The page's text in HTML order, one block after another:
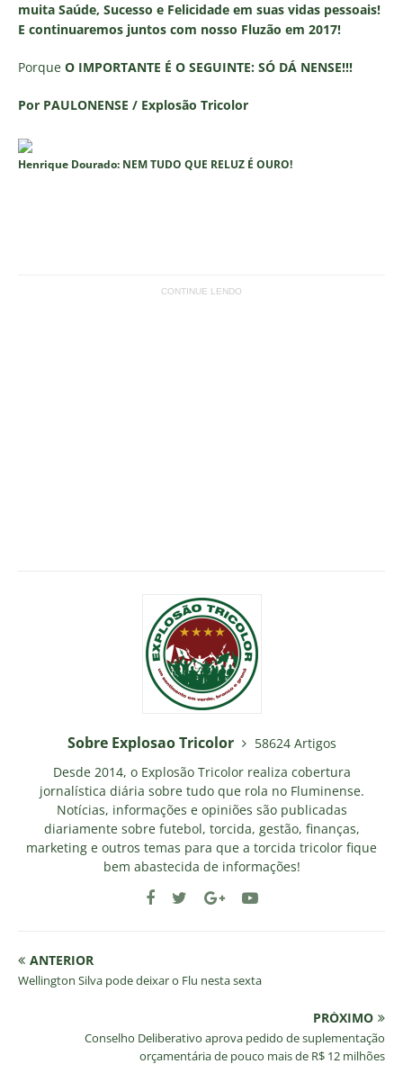
muita Saúde, Sucesso e Felicidade em suas vidas pessoais!
E continuaremos juntos com nosso Fluzão em 2017!
Porque O IMPORTANTE É O SEGUINTE: SÓ DÁ NENSE!!!
Por PAULONENSE / Explosão Tricolor
Henrique Dourado: NEM TUDO QUE RELUZ É OURO!
CONTINUE LENDO
Sobre Explosao Tricolor
58624 Artigos
Desde 2014, o Explosão Tricolor realiza cobertura
jornalística diária sobre tudo que rola no Fluminense.
Notícias, informações e opiniões são publicadas
diariamente sobre futebol, torcida, gestão, finanças,
marketing e outros temas para que a torcida tricolor fique
bem abastecida de informações!
ANTERIOR
Wellington Silva pode deixar o Flu nesta sexta
PRÓXIMO
Conselho Deliberativo aprova pedido de suplementação
orçamentária de pouco mais de R$ 12 milhões